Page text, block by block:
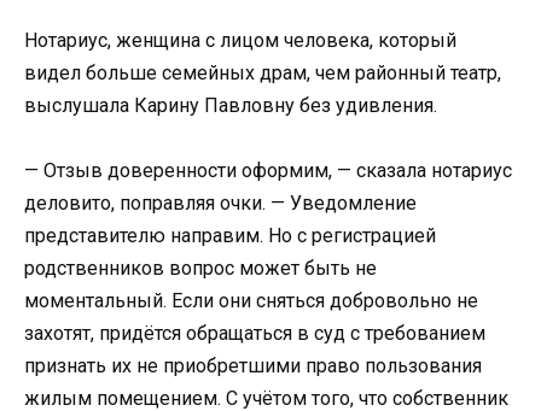
Нотариус, женщина с лицом человека, который
видел больше семейных драм, чем районный театр,
выслушала Карину Павловну без удивления.
— Отзыв доверенности оформим, — сказала нотариус
деловито, поправляя очки. — Уведомление
представителю направим. Но с регистрацией
родственников вопрос может быть не
моментальный. Если они сняться добровольно не
захотят, придётся обращаться в суд с требованием
признать их не приобретшими право пользования
жилым помещением. С учётом того, что собственник